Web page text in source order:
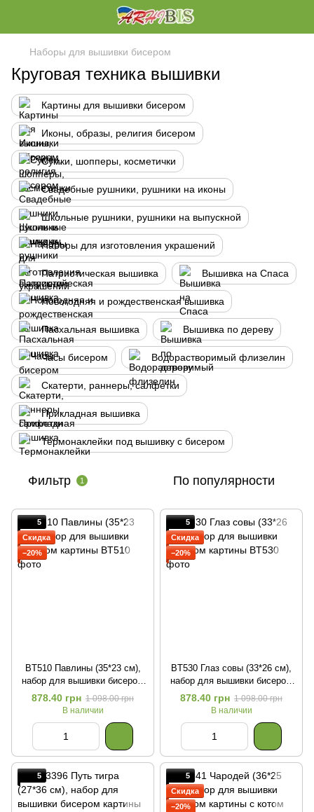
Наборы для вышивки бисером
Круговая техника вышивки
Картины для вышивки бисером
Иконы, образы, религия бисером
Сумки, шопперы, косметички
Свадебные рушники, рушники на иконы
Школьные рушники, рушники на выпускной
Наборы для изготовления украшений
Патриотическая вышивка Вышивка на Спаса
Новогодняя и рождественская вышивка
Пасхальная вышивка Вышивка по дереву
Часы бисером Водорастворимый флизелин
Скатерти, раннеры, салфетки
Прикладная вышивка
Термонаклейки под вышивку с бисером
Фильтр 1 По популярности
5
Скидка
−20%
BT510 Павлины (35*23 см),
набор для вышивки бисером
картины
878.40 грн 1 098.00 грн
В наличии
5
Скидка
−20%
BT530 Глаз совы (33*26 см),
набор для вышивки бисером
картины
878.40 грн 1 098.00 грн
В наличии
5
5
Скидка
−20%